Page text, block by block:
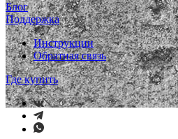
Блог
Поддержка
Инструкции
Обратная связь
Где купить